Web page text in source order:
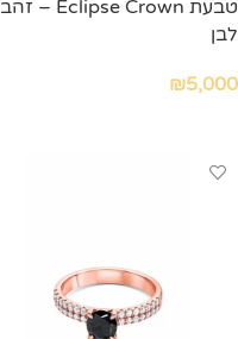
טבעת Eclipse Crown – זהב
לבן
₪5,000